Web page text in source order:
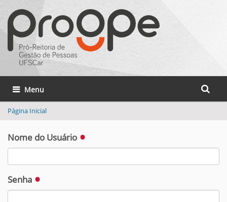
Busca
Busca
Toggle navigation
Página Inicial
Nome do Usuário
Senha